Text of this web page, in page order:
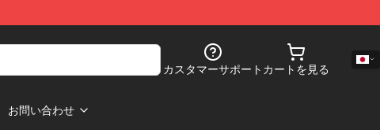
カスタマーサポート カートを見る
お問い合わせ